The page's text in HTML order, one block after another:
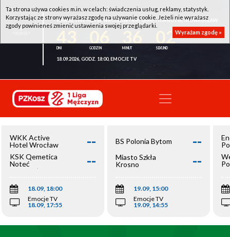
WKK ACTIVE HOTEL WROCŁAW - KSK QEMETICA NOTEĆ INOWROCŁAW
02
18.09.2026, GODZ. 18:00, EMOCJE TV
WKK Active
Hotel Wrocław
--
KSK Qemetica
Noteć
Inowrocław
--
18.09, 18:00
Emocje TV
18.09, 17:55
BS Polonia Bytom --
Miasto Szkła
Krosno
--
19.09, 15:00
Emocje TV
19.09, 14:55
Ta strona używa cookies m.in. w celach: świadczenia usług, reklamy, statystyk.
Korzystając ze strony wyrażasz zgodę na używanie cookie. Jeżeli nie wyrażasz
zgody powinieneś zmienić ustawienia swojej przeglądarki.
Wyrażam zgodę »